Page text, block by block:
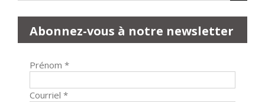
Abonnez-vous à notre newsletter
Prénom *
Courriel *